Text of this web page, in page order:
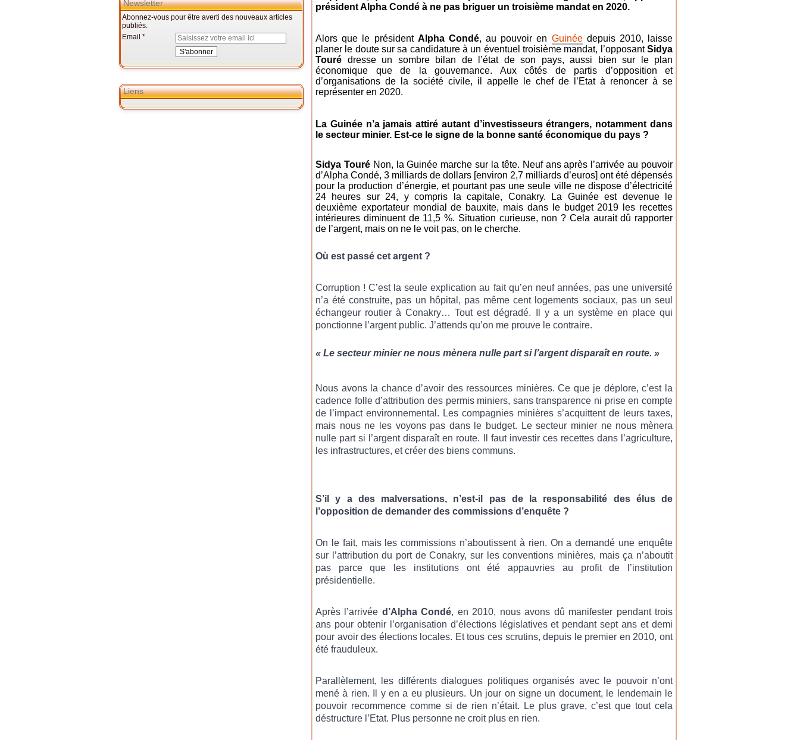
Newsletter
Abonnez-vous pour être averti des nouveaux articles
publiés.
Email
Liens
président Alpha Condé à ne pas briguer un troisième mandat en 2020.
Alors que le président Alpha Condé, au pouvoir en Guinéedepuis 2010, laisse
planer le doute sur sa candidature à un éventuel troisième mandat, l’opposantSidya
Touré dresse un sombre bilan de l’état de son pays, aussi bien sur le plan
économique que de la gouvernance. Aux côtés de partis d’opposition et
d’organisations de la société civile, il appelle le chef de l’Etat à renoncer à se
représenter en 2020.
La Guinée n’a jamais attiré autant d’investisseurs étrangers, notamment dans
le secteur minier. Est-ce le signe de la bonne santé économique du pays ?
Sidya TouréNon, la Guinée marche sur la tête. Neuf ans après l’arrivée au pouvoir
d’Alpha Condé, 3 milliards de dollars [environ 2,7 milliards d’euros] ont été dépensés
pour la production d’énergie, et pourtant pas une seule ville ne dispose d’électricité
24 heures sur 24, y compris la capitale, Conakry. La Guinée est devenue le
deuxième exportateur mondial de bauxite, mais dans le budget 2019 les recettes
intérieures diminuent de 11,5 %. Situation curieuse, non ? Cela aurait dû rapporter
de l’argent, mais on ne le voit pas, on le cherche.
Où est passé cet argent ?
Corruption ! C’est la seule explication au fait qu’en neuf années, pas une université
n’a été construite, pas un hôpital, pas même cent logements sociaux, pas un seul
échangeur routier à Conakry… Tout est dégradé. Il y a un système en place qui
ponctionne l’argent public. J’attends qu’on me prouve le contraire.
« Le secteur minier ne nous mènera nulle part si l’argent disparaît en route. »
Nous avons la chance d’avoir des ressources minières. Ce que je déplore, c’est la
cadence folle d’attribution des permis miniers, sans transparence ni prise en compte
de l’impact environnemental. Les compagnies minières s’acquittent de leurs taxes,
mais nous ne les voyons pas dans le budget. Le secteur minier ne nous mènera
nulle part si l’argent disparaît en route. Il faut investir ces recettes dans l’agriculture,
les infrastructures, et créer des biens communs.
S’il y a des malversations, n’est-il pas de la responsabilité des élus de
l’opposition de demander des commissions d’enquête ?
On le fait, mais les commissions n’aboutissent à rien. On a demandé une enquête
sur l’attribution du port de Conakry, sur les conventions minières, mais ça n’aboutit
pas parce que les institutions ont été appauvries au profit de l’institution
présidentielle.
Après l’arrivée d’Alpha Condé, en 2010, nous avons dû manifester pendant trois
ans pour obtenir l’organisation d’élections législatives et pendant sept ans et demi
pour avoir des élections locales. Et tous ces scrutins, depuis le premier en 2010, ont
été frauduleux.
Parallèlement, les différents dialogues politiques organisés avec le pouvoir n’ont
mené à rien. Il y en a eu plusieurs. Un jour on signe un document, le lendemain le
pouvoir recommence comme si de rien n’était. Le plus grave, c’est que tout cela
déstructure l’Etat. Plus personne ne croit plus en rien.